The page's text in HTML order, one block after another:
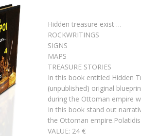
Hidden treasure exist …
ROCKWRITINGS
SIGNS
MAPS
TREASURE STORIES
In this book entitled Hidden
(unpublished) original
during the Ottoman empire
In this book stand out
the Ottoman
VALUE: 24 €